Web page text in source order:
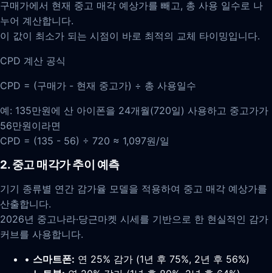
구매가에서 현재 중고 매각 예상가를 빼고, 총 사용 일수로 나
누어 계산합니다.
이 값이 최소가 되는 시점이 바로 최적의 교체 타이밍입니다.
CPD 계산 공식
CPD = (구매가 - 현재 중고가) ÷ 총 사용일수
예: 135만원에 산 아이폰을 24개월(720일) 사용하고 중고가가
56만원이라면
CPD = (135 - 56) ÷ 720 ≈ 1,097원/일
2. 중고 매각가 추이 예측
기기 종류별 연간 감가율 모델을 적용하여 중고 매각 예상가를
산출합니다.
2026년 중고나라·당근마켓 시세를 기반으로 한 현실적인 감가
커브를 사용합니다.
• 스마트폰: 연 25% 감가 (1년 후 75%, 2년 후 56%)